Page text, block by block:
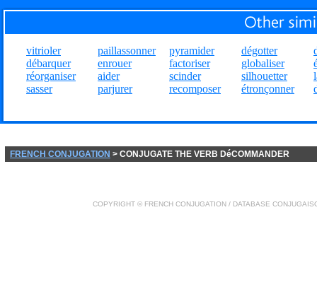
vitrioler
débarquer
réorganiser
sasser
paillassonner
enrouer
aider
parjurer
pyramider
factoriser
scinder
recomposer
dégotter
globaliser
silhouetter
étronçonner
FRENCH CONJUGATION > CONJUGATE THE VERB DéCOMMANDER
COPYRIGHT © FRENCH CONJUGATION / DATABASE